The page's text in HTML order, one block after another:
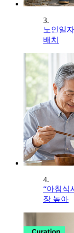
3.
노인일
배치
4.
“아침식
장 높아